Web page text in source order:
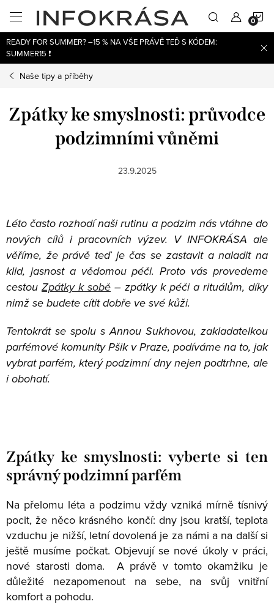
obsah
READY FOR SUMMER? –15 % NA VŠE PRÁVĚ TEĎ S KÓDEM:
SUMMER15 ❗
Naše tipy a příběhy
Zpátky ke smyslnosti: průvodce
podzimními vůněmi
23.9.2025
Léto často rozhodí naši rutinu a podzim nás vtáhne do
nových cílů i pracovních výzev. V INFOKRÁSA ale
věříme, že právě teď je čas se zastavit a naladit na
klid, jasnost a vědomou péči. Proto vás provedeme
cestou Zpátky k sobě – zpátky k péči a rituálům, díky
nimž se budete cítit dobře ve své kůži.
Tentokrát se spolu s Annou Sukhovou, zakladatelkou
parfémové komunity Pšik v Praze, podíváme na to, jak
vybrat parfém, který podzimní dny nejen podtrhne, ale
i obohatí.
Zpátky ke smyslnosti: vyberte si ten
správný podzimní parfém
Na přelomu léta a podzimu vždy vzniká mírně tísnivý
pocit, že něco krásného končí: dny jsou kratší, teplota
vzduchu je nižší, letní dovolená je za námi a na další si
ještě musíme počkat. Objevují se nové úkoly v práci,
nové starosti doma. A právě v tomto okamžiku je
důležité nezapomenout na sebe, na svůj vnitřní
komfort a pohodu.